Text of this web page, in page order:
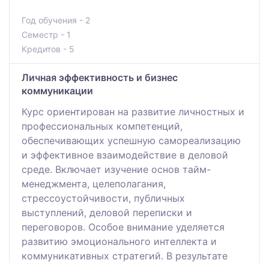
Год обучения - 2
Семестр - 1
Кредитов - 5
Личная эффективность и бизнес
коммуникации
Курс ориентирован на развитие личностных и
профессиональных компетенций,
обеспечивающих успешную самореализацию
и эффективное взаимодействие в деловой
среде. Включает изучение основ тайм-
менеджмента, целеполагания,
стрессоустойчивости, публичных
выступлений, деловой переписки и
переговоров. Особое внимание уделяется
развитию эмоционального интеллекта и
коммуникативных стратегий. В результате